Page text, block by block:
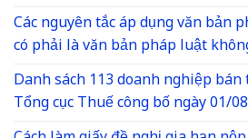
Các nguyên tắc áp dụng văn bản
có phải là văn bản pháp luật
Danh sách 113 doanh nghiệp
Tổng cục Thuế công bố ngày 01/